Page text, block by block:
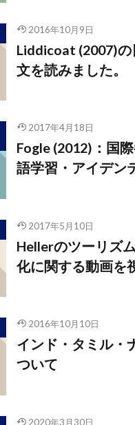
2016年10月9日
Liddicoat (2007)
文を読みました。
2017年4月18日
Fogle (2012)：国
語学習・アイデン
2017年5月10日
Hellerのツーリズ
化に関する動画を
2016年10月10日
インド・タミル・
ついて
2020年3月30日